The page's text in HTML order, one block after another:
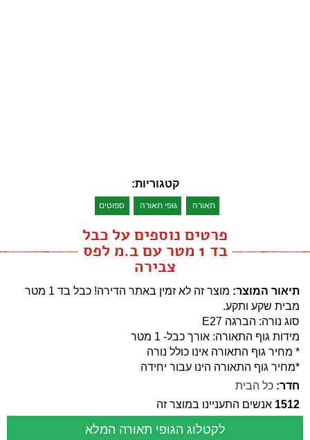
קטגוריות:
תאורה גופי תאורה ספוטים
פרטים נוספים על כבל
בד 1 מטר עם ב.מ לפס
צבירה
תיאור המוצר: מוצר זה לא זמין באתר הדירה!
כבל בד 1 מטר
מבית שקע ותקע.
סוג נורה: הברגה E27
מידות גוף התאורה: אורך כבל- 1 מטר
* מחיר גוף התאורה אינו כולל נורה
*מחיר גוף התאורה הינו עבור יחידה
חדר: כל הבית
1512 אנשים התעניינו במוצר זה
לקטלוג הגופי תאורה המלא